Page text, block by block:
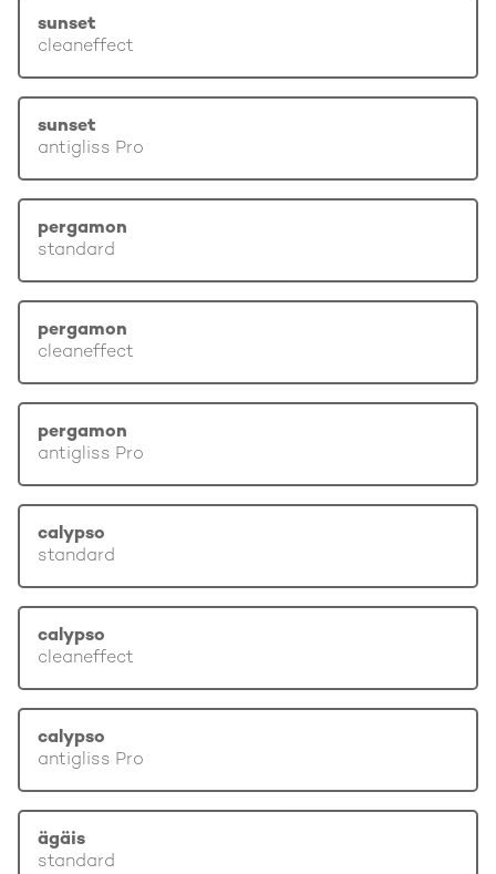
sunset
cleaneffect
sunset
antigliss Pro
pergamon
standard
pergamon
cleaneffect
pergamon
antigliss Pro
calypso
standard
calypso
cleaneffect
calypso
antigliss Pro
ägäis
standard